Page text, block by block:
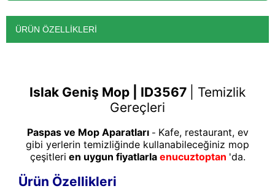
ÜRÜN ÖZELLIKLERI
Islak Geniş Mop | ID3567
Temizlik
Gereçleri
Paspas ve Mop Aparatları- Kafe, restaurant, ev
gibi yerlerin temizliğinde kullanabileceğiniz mop
çeşitleri en uygun fiyatlarla enucuztoptan 'da.
Ürün Özellikleri